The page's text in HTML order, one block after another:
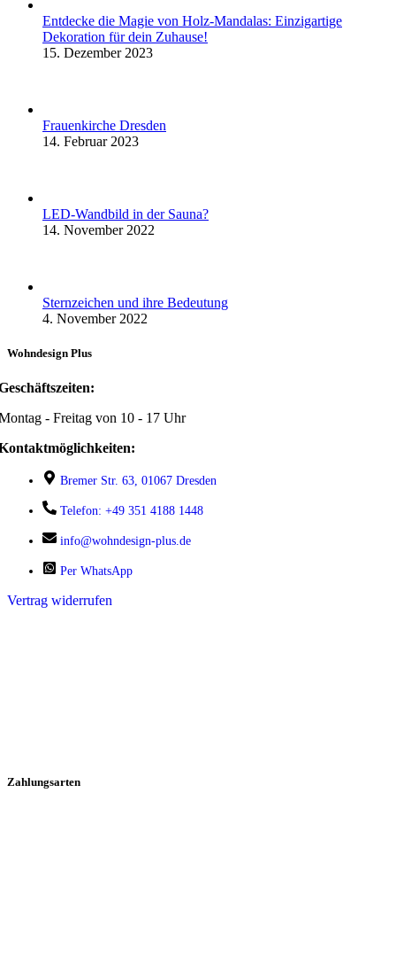
Entdecke die Magie von Holz-Mandalas: Einzigartige
Dekoration für dein Zuhause!
15. Dezember 2023
Frauenkirche Dresden
14. Februar 2023
LED-Wandbild in der Sauna?
14. November 2022
Sternzeichen und ihre Bedeutung
4. November 2022
Wohndesign Plus
- Freitag von 10 - 17 Uhr
Bremer Str. 63, 01067 Dresden
Telefon: +49 351 4188 1448
info@wohndesign-plus.de
Per WhatsApp
Vertrag widerrufen
Zahlungsarten